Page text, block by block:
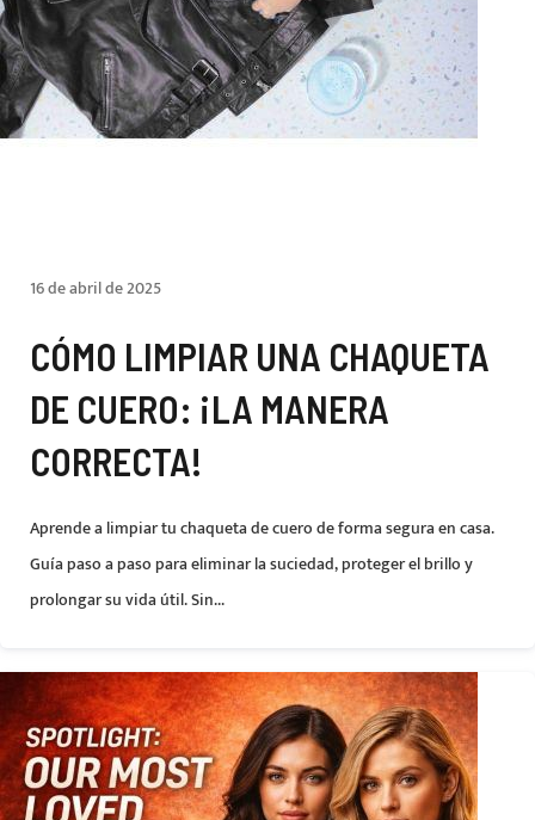
16 de abril de 2025
CÓMO LIMPIAR UNA CHAQUETA
DE CUERO: ¡LA MANERA
CORRECTA!
Aprende a limpiar tu chaqueta de cuero de forma segura en casa.
Guía paso a paso para eliminar la suciedad, proteger el brillo y
prolongar su vida útil. Sin...